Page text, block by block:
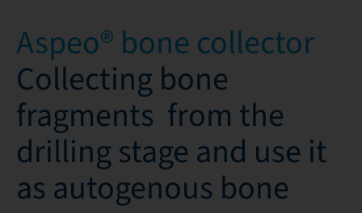
Aspeo® bone collector
Collecting bone
fragments from the
drilling stage and use it
as autogenous bone